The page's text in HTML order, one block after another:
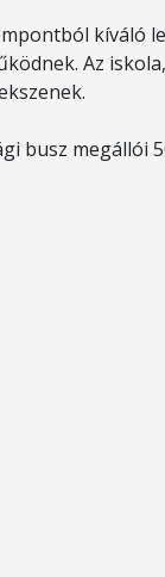
kíváló
Az
busz megállói